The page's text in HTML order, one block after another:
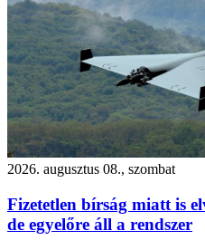
2026. augusztus 08., szombat
Fizetetlen bírság miatt is
de egyelőre áll a rendszer